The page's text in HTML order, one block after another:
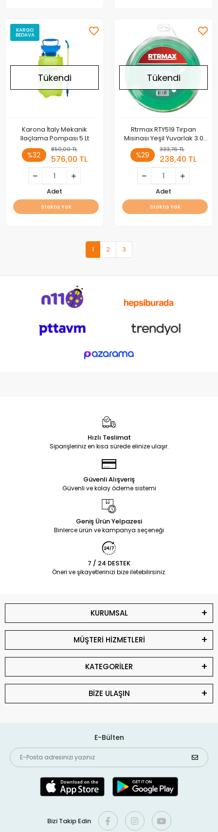
KARGO
BEDAVA
Tükendi
Karona İtaly Mekanik
Ilaçlama Pompası 5 Lt
%32
850,00 TL
576,00 TL
Adet
Stokta Yok
Tükendi
Rtrmax RTY519 Tırpan
Misinası Yeşil Yuvarlak 3.0
MM*15M
%29
333,76 TL
238,40 TL
Adet
Stokta Yok
1 2 3
Hızlı Teslimat
Siparişleriniz en kısa sürede elinize ulaşır.
Güvenli Alışveriş
Güvenli ve kolay ödeme sistemi
Geniş Ürün Yelpazesi
Binlerce ürün ve kampanya seçeneği
7 / 24 DESTEK
Öneri ve şikayetlerinizi bize iletebilirsiniz.
KURUMSAL
MÜŞTERİ HİZMETLERİ
KATEGORİLER
BİZE ULAŞIN
E-Bülten
Bizi Takip Edin